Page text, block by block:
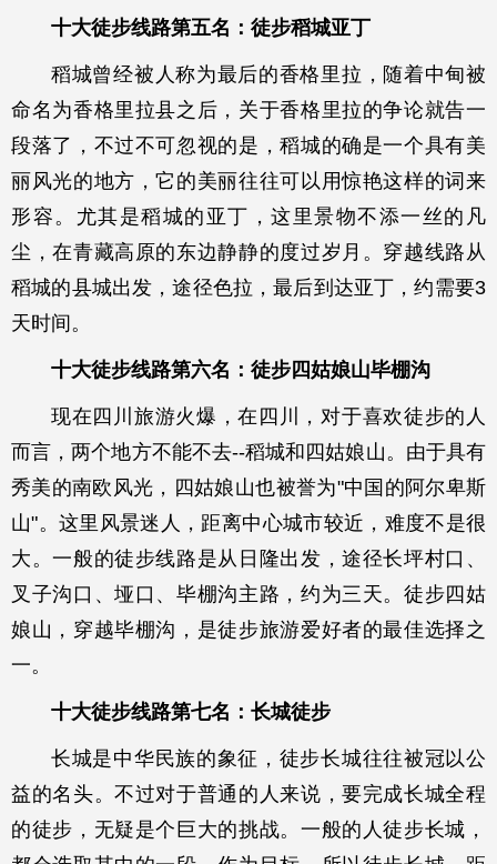
十大徒步线路第五名：徒步稻城亚丁
稻城曾经被人称为最后的香格里拉，随着中甸被
命名为香格里拉县之后，关于香格里拉的争论就告一
段落了，不过不可忽视的是，稻城的确是一个具有美
丽风光的地方，它的美丽往往可以用惊艳这样的词来
形容。尤其是稻城的亚丁，这里景物不添一丝的凡
尘，在青藏高原的东边静静的度过岁月。穿越线路从
稻城的县城出发，途径色拉，最后到达亚丁，约需要3
天时间。
十大徒步线路第六名：徒步四姑娘山毕棚沟
现在四川旅游火爆，在四川，对于喜欢徒步的人
而言，两个地方不能不去--稻城和四姑娘山。由于具有
秀美的南欧风光，四姑娘山也被誉为"中国的阿尔卑斯
山"。这里风景迷人，距离中心城市较近，难度不是很
大。一般的徒步线路是从日隆出发，途径长坪村口、
叉子沟口、垭口、毕棚沟主路，约为三天。徒步四姑
娘山，穿越毕棚沟，是徒步旅游爱好者的最佳选择之
一。
十大徒步线路第七名：长城徒步
长城是中华民族的象征，徒步长城往往被冠以公
益的名头。不过对于普通的人来说，要完成长城全程
的徒步，无疑是个巨大的挑战。一般的人徒步长城，